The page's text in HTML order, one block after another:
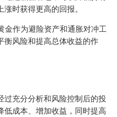
时获得更高的回报。
金作为避险资产和通胀对冲工
衡风险和提高总体收益的作
过充分分析和风险控制后的投
低成本、增加收益，同时提高